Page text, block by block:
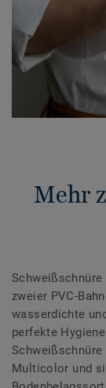
Mehr
zweier PVC-
wasserdichte
perfekte
Multicolor und